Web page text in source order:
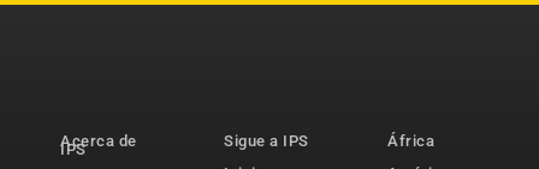
Acerca de
IPS
Sigue a IPS
África